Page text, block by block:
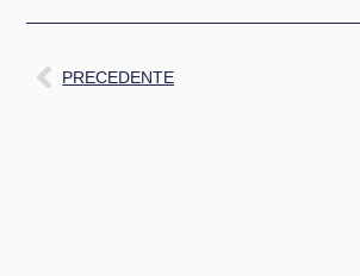
PRECEDENTE